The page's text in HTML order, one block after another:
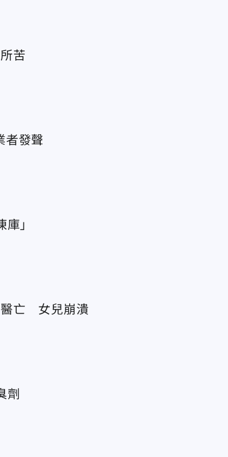
苦
者發聲
」
醫亡 女兒崩潰
劑